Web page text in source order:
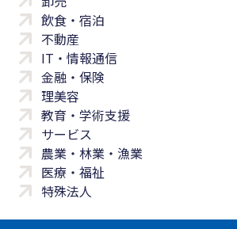
飲食・宿泊
不動産
IT・情報通信
金融・保険
理美容
教育・学術支援
サービス
農業・林業・漁業
医療・福祉
特殊法人